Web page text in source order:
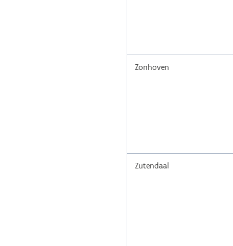
Zonhoven
Zutendaal